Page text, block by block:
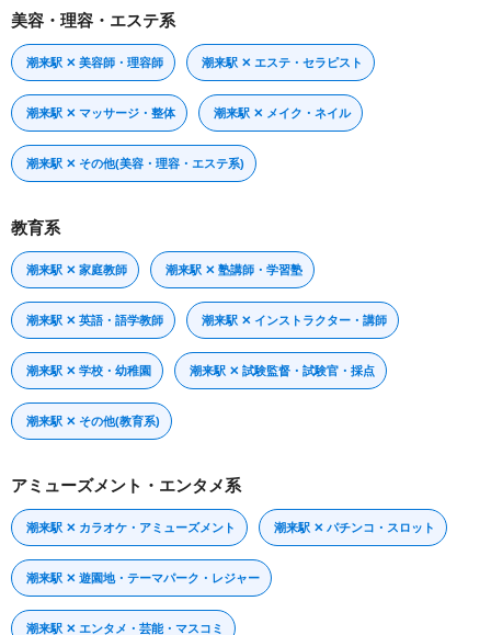
美容・理容・エステ系
潮来駅 ✕ 美容師・理容師 潮来駅 ✕ エステ・セラピスト
潮来駅 ✕ マッサージ・整体 潮来駅 ✕ メイク・ネイル
潮来駅 ✕ その他(美容・理容・エステ系)
教育系
潮来駅 ✕ 家庭教師 潮来駅 ✕ 塾講師・学習塾
潮来駅 ✕ 英語・語学教師 潮来駅 ✕ インストラクター・講師
潮来駅 ✕ 学校・幼稚園 潮来駅 ✕ 試験監督・試験官・採点
潮来駅 ✕ その他(教育系)
アミューズメント・エンタメ系
潮来駅 ✕ カラオケ・アミューズメント 潮来駅 ✕ パチンコ・スロット
潮来駅 ✕ 遊園地・テーマパーク・レジャー
潮来駅 ✕ エンタメ・芸能・マスコミ